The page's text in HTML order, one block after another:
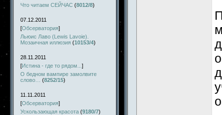
Что читаем СЕЙЧАС (8012/8)
07.12.2011
[Обсерватория]
Льюис Лаво (Lewis Lavoie).
Мозаичная иллюзия (10153/4)
28.11.2011
[Истина - где то рядом... ]
О бедном вампире замолвите
слово…
(8252/15)
11.11.2011
[Обсерватория]
Ускользающая красота (9180/7)